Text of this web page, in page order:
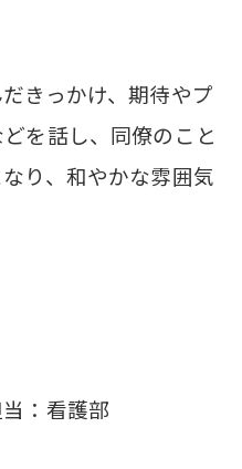
きっかけ、期待やプ
を話し、 同僚のこと
り、和やかな雰囲気
：看護部